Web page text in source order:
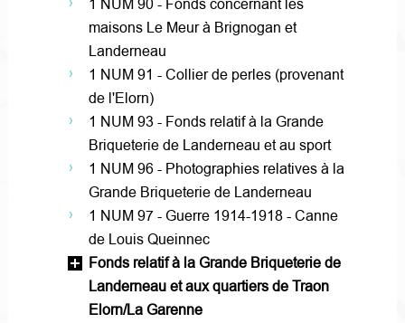
1 NUM 90 - Fonds concernant les
maisons Le Meur à Brignogan et
Landerneau
1 NUM 91 - Collier de perles (provenant
de l'Elorn)
1 NUM 93 - Fonds relatif à la Grande
Briqueterie de Landerneau et au sport
1 NUM 96 - Photographies relatives à la
Grande Briqueterie de Landerneau
1 NUM 97 - Guerre 1914-1918 - Canne
de Louis Queinnec
Fonds relatif à la Grande Briqueterie de
Landerneau et aux quartiers de Traon
Elorn/La Garenne